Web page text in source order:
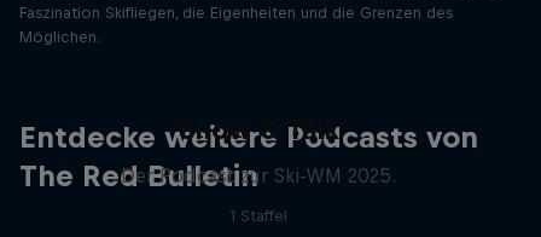
Faszination Skifliegen, die Eigenheiten und die Grenzen des
Möglichen.
Entdecke weitere Podcasts von
The Red Bulletin
Snow & Talk
Der Podcast zur Ski-WM 2025.
1 Staffel